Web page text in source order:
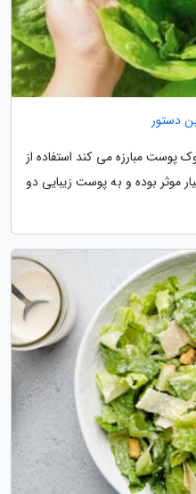
دستور
پوست مبارزه می کند استفاده از
موثر بوده و به پوست زیبایی دو